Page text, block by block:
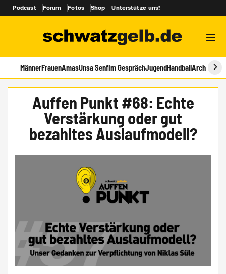
Podcast Forum Fotos Shop Unterstütze uns!
MännerFrauenAmasUnsa SenfIm GesprächJugendHandballArchiv
Auffen Punkt #68: Echte
Verstärkung oder gut
bezahltes Auslaufmodell?